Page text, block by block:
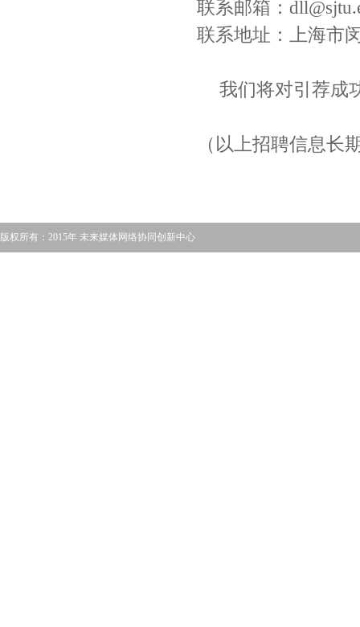
联系邮箱：
联系地址：上海市
我们将对引荐成
（以上招聘信息长
版权所有：2015年 未来媒体网络协同创新中心